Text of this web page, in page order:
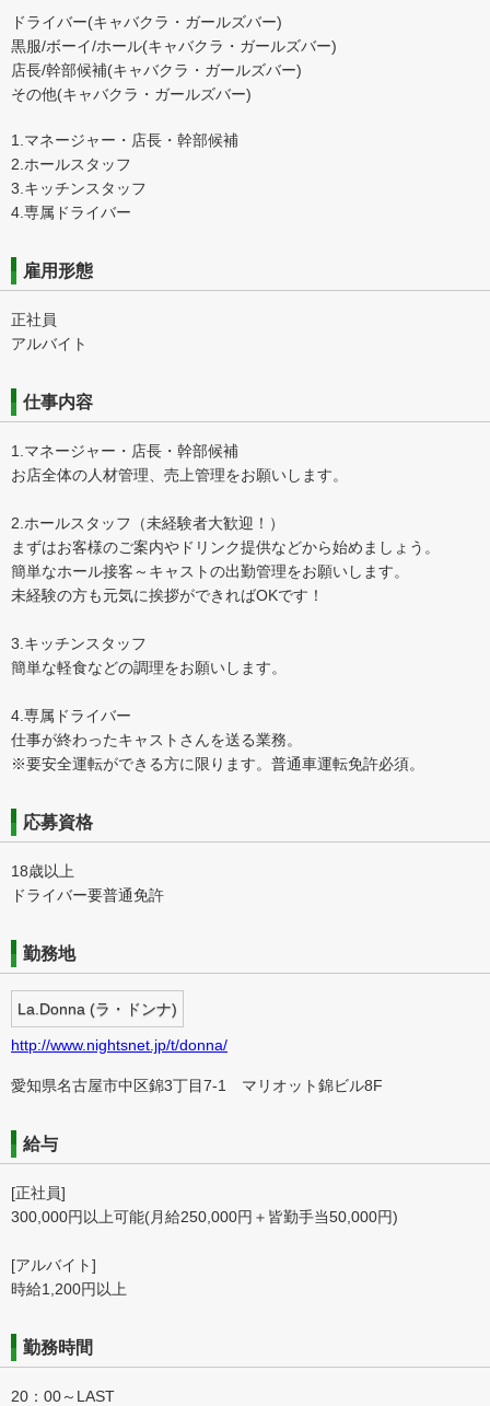
ドライバー(キャバクラ・ガールズバー)
黒服/ボーイ/ホール(キャバクラ・ガールズバー)
店長/幹部候補(キャバクラ・ガールズバー)
その他(キャバクラ・ガールズバー)
1.マネージャー・店長・幹部候補
2.ホールスタッフ
3.キッチンスタッフ
4.専属ドライバー
雇用形態
正社員
アルバイト
仕事内容
1.マネージャー・店長・幹部候補
お店全体の人材管理、売上管理をお願いします。
2.ホールスタッフ（未経験者大歓迎！）
まずはお客様のご案内やドリンク提供などから始めましょう。
簡単なホール接客～キャストの出勤管理をお願いします。
未経験の方も元気に挨拶ができればOKです！
3.キッチンスタッフ
簡単な軽食などの調理をお願いします。
4.専属ドライバー
仕事が終わったキャストさんを送る業務。
※要安全運転ができる方に限ります。普通車運転免許必須。
応募資格
18歳以上
ドライバー要普通免許
勤務地
La.Donna (ラ・ドンナ)
http://www.nightsnet.jp/t/donna/
愛知県名古屋市中区錦3丁目7-1 マリオット錦ビル8F
給与
[正社員]
300,000円以上可能(月給250,000円＋皆勤手当50,000円)
[アルバイト]
時給1,200円以上
勤務時間
20：00～LAST